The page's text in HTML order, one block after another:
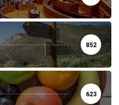
852
623